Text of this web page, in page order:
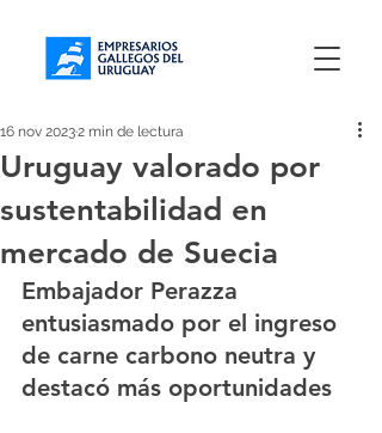
Uruguay valorado por
sustentabilidad en
mercado de Suecia
16 nov 20232 min de lectura
Embajador Perazza
entusiasmado por el ingreso
de carne carbono neutra y
destacó más oportunidades